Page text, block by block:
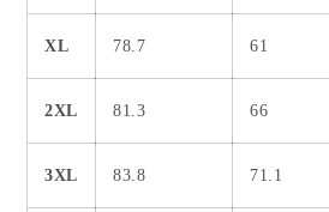
XL 78.7 61
2XL 81.3 66
3XL 83.8 71.1